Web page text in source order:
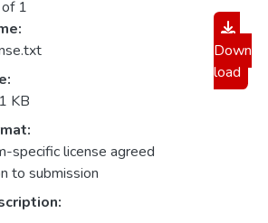
1
KB
specific license agreed
to submission
Down
load